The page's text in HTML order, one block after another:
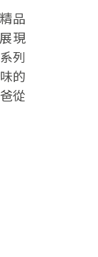
品
現
列
的
從